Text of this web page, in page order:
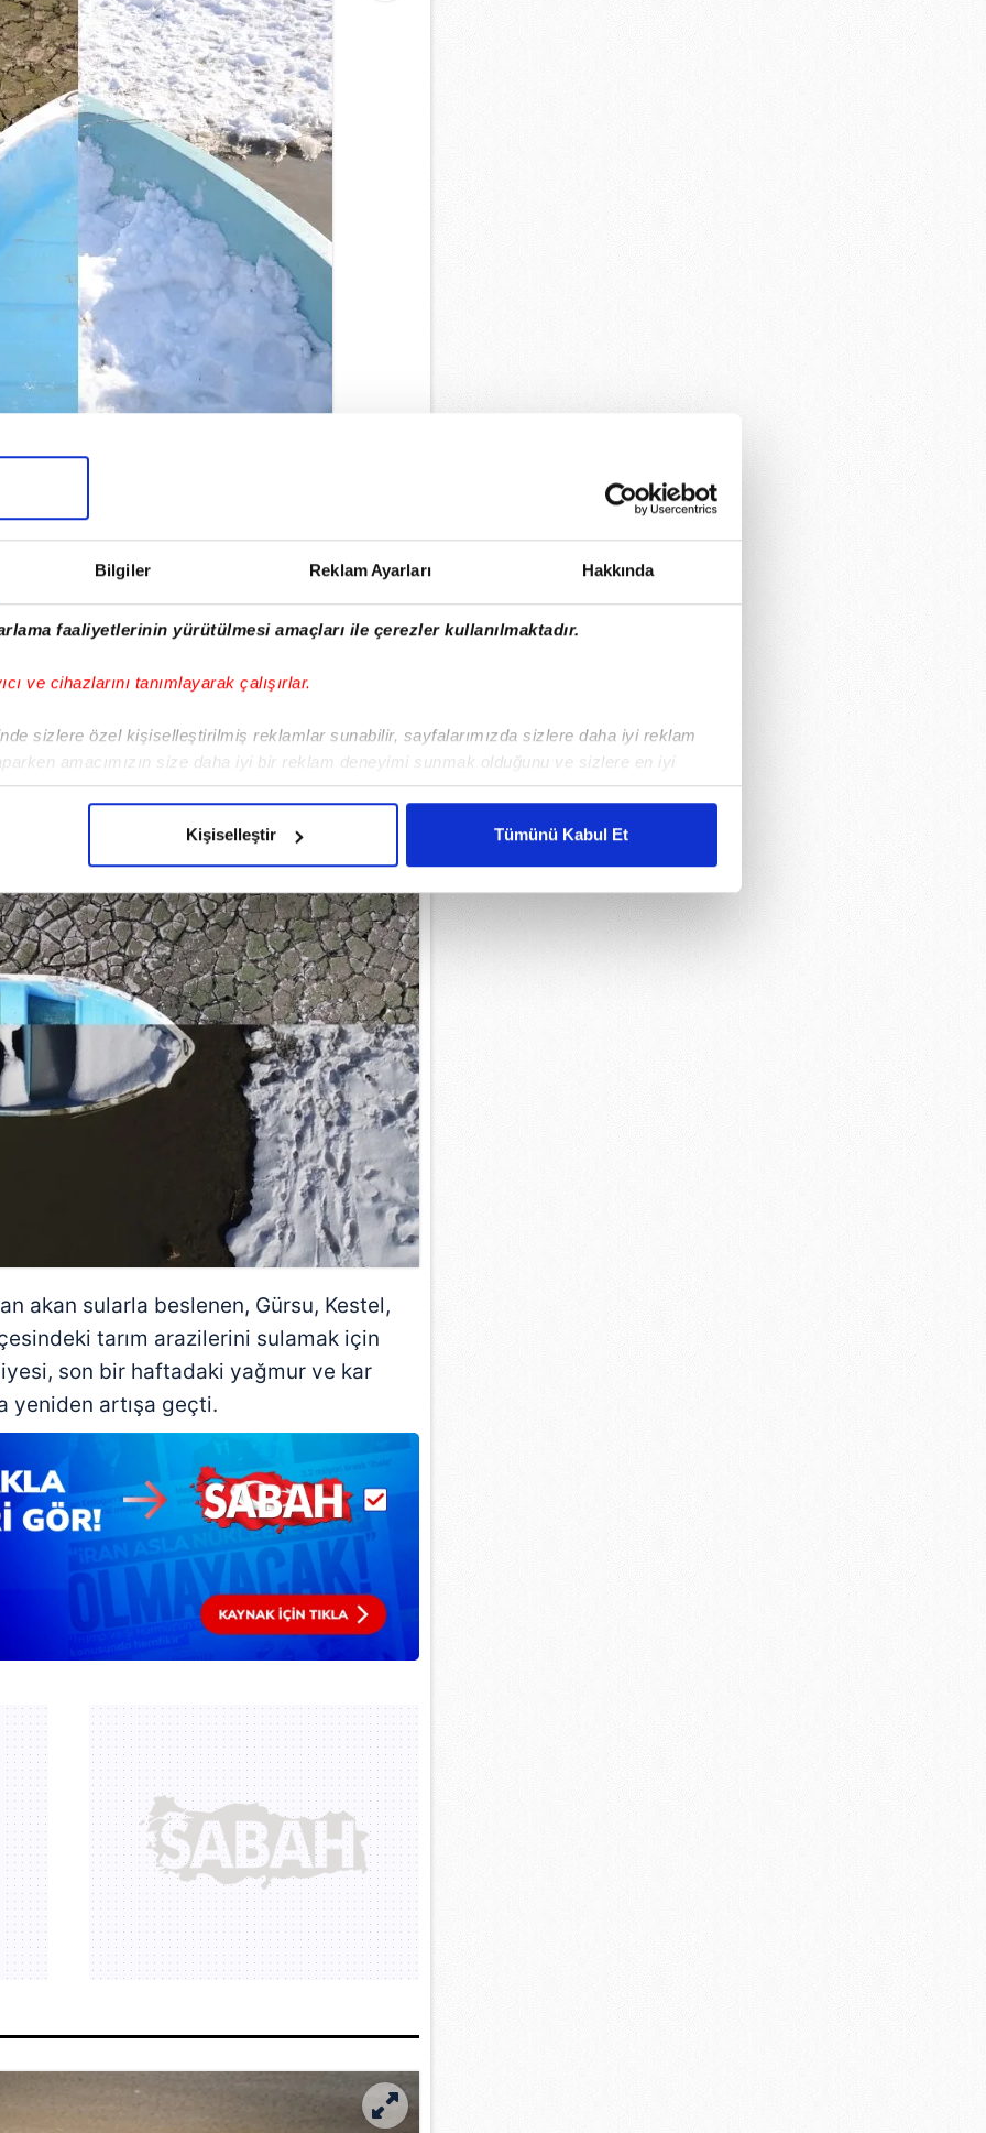
Bilgiler Reklam Ayarları Hakkında
faaliyetlerinin yürütülmesi amaçları ile çerezler kullanılmaktadır.
ve cihazlarını tanımlayarak çalışırlar.
sizlere özel kişiselleştirilmiş reklamlar sunabilir, sayfalarımızda sizlere daha iyi reklam
amacımızın size daha iyi bir reklam deneyimi sunmak olduğunu ve sizlere en iyi
gelen çabayı gösterdiğimizi ve bu noktada, reklamların maliyetlerimizi karşılamak
çerezlere izin vermedikleri takdirde, kullanıcılara hedefli reklamlar gösterilmeyecektir."
için İnternet Sitemizde kendimize ve üçüncü kişilere ait çerezler kullanılmaktadır. Bu
verileriniz işlenmekte olup gerekli olan çerezler bilgi toplumu hizmetlerinin sunulması
çerezler, sitemizin daha işlevsel kılınması ve kişiselleştirilmesi ve sizlere yönelik
amaçlarıyla sınırlı olarak açık rızanız dahilinde kullanılacaktır.
yer alan panel vasıtasıyla belirleyebilirsiniz. Çerezlere ilişkin detaylı bilgi için Ayarlar
Metnimiziziyaret edebilirsiniz.
Kanunu uyarınca hazırlanmış Aydınlatma Metnimizi okumak ve sitemizde ilgili
çerezlerle ilgili bilgi almak için lütfentıklayınız
Kişiselleştir Tümünü Kabul Et
Atatürk tarafından tarım arazilerinin
Kestel ilçesine yaptırılan Gölbaşı
nedeniyle geçen aralık ayında
90 azaldı.
MANŞETLERİ İÇİN TIKLAYIN
akan sularla beslenen, Gürsu, Kestel,
tarım arazilerini sulamak için
son bir haftadaki yağmur ve kar
yeniden artışa geçti.